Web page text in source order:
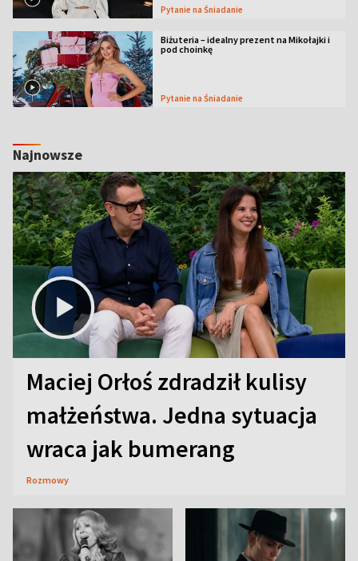
Pytanie na Śniadanie
Biżuteria – idealny prezent na Mikołajki i
pod choinkę
Pytanie na Śniadanie
Najnowsze
Maciej Orłoś zdradził kulisy
małżeństwa. Jedna sytuacja
wraca jak bumerang
Rozmowy